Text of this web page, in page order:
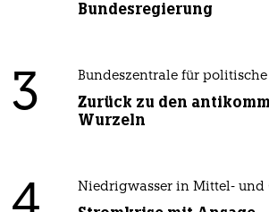
Bundesregierung
3 Bundeszentrale für
Zurück zu den
Wurzeln
Niedrigwasser in Mittel- und